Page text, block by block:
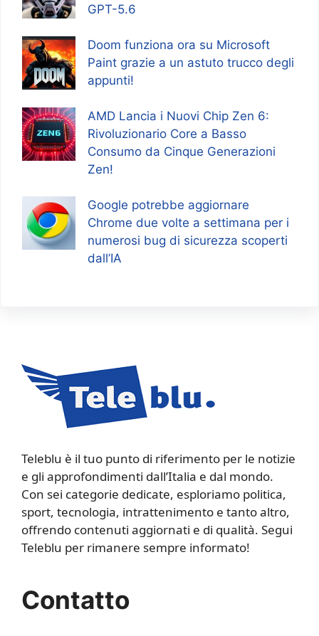
GPT-5.6
Doom funziona ora su Microsoft
Paint grazie a un astuto trucco degli
appunti!
AMD Lancia i Nuovi Chip Zen 6:
Rivoluzionario Core a Basso
Consumo da Cinque Generazioni
Zen!
Google potrebbe aggiornare
Chrome due volte a settimana per i
numerosi bug di sicurezza scoperti
dall’IA
Teleblu è il tuo punto di riferimento per le notizie
e gli approfondimenti dall’Italia e dal mondo.
Con sei categorie dedicate, esploriamo politica,
sport, tecnologia, intrattenimento e tanto altro,
offrendo contenuti aggiornati e di qualità. Segui
Teleblu per rimanere sempre informato!
Contatto